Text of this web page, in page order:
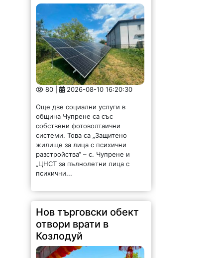
80 | 2026-08-10 16:20:30
Още две социални услуги в
община Чупрене са със
собствени фотоволтаични
системи. Това са „Защитено
жилище за лица с психични
разстройства“ – с. Чупрене и
„ЦНСТ за пълнолетни лица с
психични...
Нов търговски обект
отвори врати в
Козлодуй